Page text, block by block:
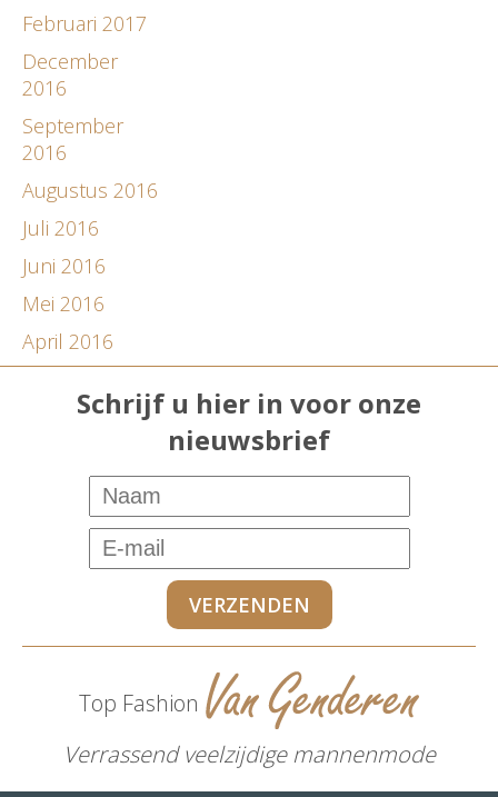
Februari 2017
December
2016
September
2016
Augustus 2016
Juli 2016
Juni 2016
Mei 2016
April 2016
Schrijf u hier in voor onze
nieuwsbrief
Top Fashion
Verrassend veelzijdige mannenmode